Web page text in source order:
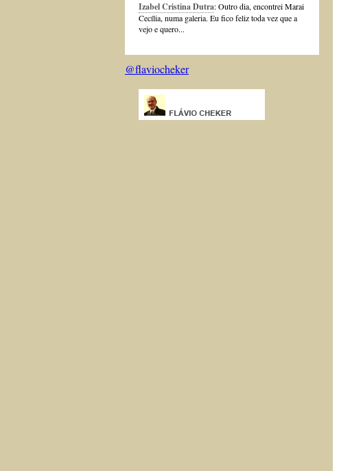
Izabel Cristina Dutra: Outro dia, encontrei Marai
Cecília, numa galeria. Eu fico feliz toda vez que a
vejo e quero...
@flaviocheker